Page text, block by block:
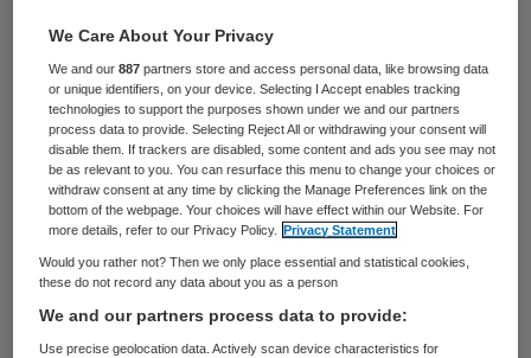
Foto: Lasse Kristensen/Panthermedia
“Het viel al eerder op dat in de zorgsector
een bepaalde mate van urgentie ontbreekt”,
schrijven de opstellers van hetGrant
We Care About Your Privacy
We and our887 partners store and access personal data, like browsing data
or unique identifiers, on your device. Selecting I Accept enables tracking
technologies to support the purposes shown under we and our partners
process data to provide. Selecting Reject All or withdrawing your consent will
disable them. If trackers are disabled, some content and ads you see may not
be as relevant to you. You can resurface this menu to change your choices or
withdraw consent at any time by clicking the Manage Preferences link on the
bottom of the webpage. Your choices will have effect within our Website. For
more details, refer to our Privacy Policy.
Privacy Statement
Would you rather not? Then we only place essential and statistical cookies,
these do not record any data about you as a person
We and our partners process data to provide:
Use precise geolocation data. Actively scan device characteristics for